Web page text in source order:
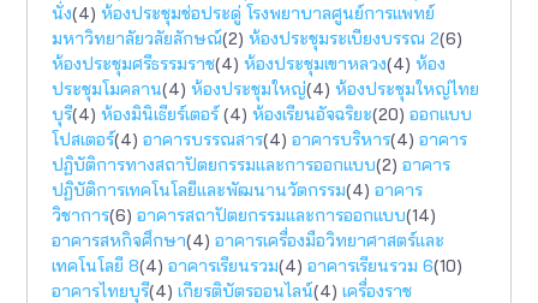
นั่ง(4) ห้องประชุมช่อประดู่ โรงพยาบาลศูนย์การแพทย์
มหาวิทยาลัยวลัยลักษณ์(2) ห้องประชุมระเบียงบรรณ 2(6)
ห้องประชุมศรีธรรมราช(4) ห้องประชุมเขาหลวง(4) ห้อง
ประชุมโมคลาน(4) ห้องประชุมใหญ่(4) ห้องประชุมใหญ่ไทย
บุรี(4) ห้องมินิเธียร์เตอร์(4) ห้องเรียนอัจฉริยะ(20) ออกแบบ
โปสเตอร์(4) อาคารบรรณสาร(4) อาคารบริหาร(4) อาคาร
ปฏิบัติการทางสถาปัตยกรรมเเละการออกแบบ(2) อาคาร
ปฏิบัติการเทคโนโลยีและพัฒนานวัตกรรม(4) อาคาร
วิชาการ(6) อาคารสถาปัตยกรรมและการออกแบบ(14)
อาคารสหกิจศึกษา(4) อาคารเครื่องมือวิทยาศาสตร์และ
เทคโนโลยี 8(4) อาคารเรียนรวม(4) อาคารเรียนรวม 6(10)
อาคารไทยบุรี(4) เกียรติบัตรออนไลน์(4) เครื่องราช